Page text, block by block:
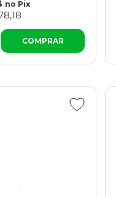
no Pix
COMPRAR